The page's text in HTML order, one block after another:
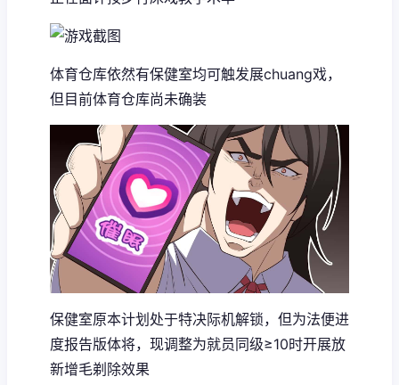
体育仓库依然有保健室均可触发展chuang戏，
但目前体育仓库尚未确装
保健室原本计划处于特决际机解锁，但为法便进
度报告版体将，现调整为就员同级≥10时开展放
新增毛剃除效果